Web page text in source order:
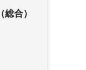
合）